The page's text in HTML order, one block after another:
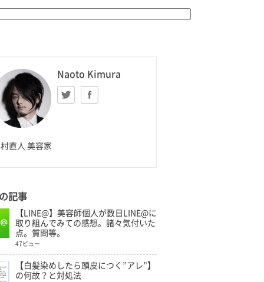
Naoto Kimura
直人 美容家
記事
【LINE@】美容師個人が数日LINE@に
取り組んでみての感想。諸々気付いた
点。質問等。
47ビュー
【白髪染めしたら頭皮につく”アレ”】
の何故？と対処法